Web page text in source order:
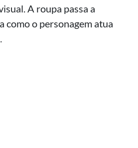
A roupa passa a
o personagem atua